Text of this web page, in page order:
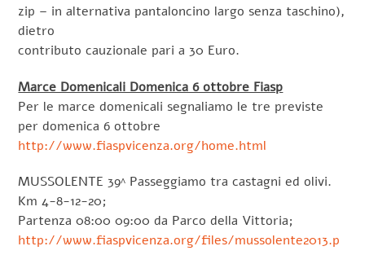
zip – in alternativa pantaloncino largo senza taschino),
dietro
contributo cauzionale pari a 30 Euro.
Marce Domenicali Domenica 6 ottobre Fiasp
Per le marce domenicali segnaliamo le tre previste
per domenica 6 ottobre
http://www.fiaspvicenza.org/home.html
MUSSOLENTE 39^ Passeggiamo tra castagni ed olivi.
Km 4-8-12-20;
Partenza 08:00 09:00 da Parco della Vittoria;
http://www.fiaspvicenza.org/files/mussolente2013.p